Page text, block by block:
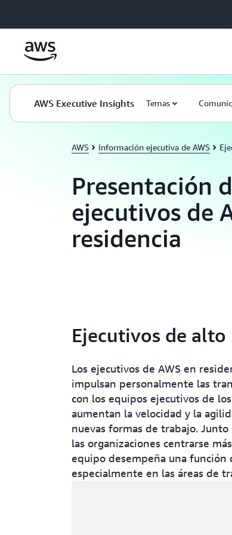
AWS Executive Insights Temas
AWS Información ejecutiva de AWS
Presentación
ejecutivos de
residencia
Ejecutivos de
Los ejecutivos de AWS en
impulsan personalmente las
con los equipos ejecutivos de
aumentan la velocidad y la
nuevas formas de trabajo.
las organizaciones centrarse
equipo desempeña una función
especialmente en las áreas de